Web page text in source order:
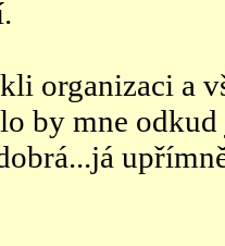
organizaci a
by mne odkud